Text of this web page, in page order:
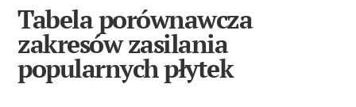
Tabela porównawcza
zakresów zasilania
popularnych płytek